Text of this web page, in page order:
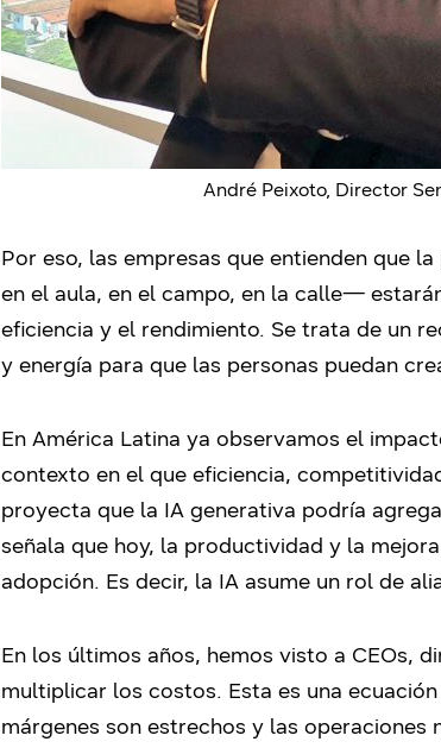
André Peixoto, Director
Por eso, las empresas que entienden que
en el aula, en el campo, en la calle—
eficiencia y el rendimiento. Se trata de un
y energía para que las personas puedan
En América Latina ya observamos el
contexto en el que eficiencia,
proyecta que la IA generativa podría
señala que hoy, la productividad y la
adopción. Es decir, la IA asume un rol de
En los últimos años, hemos visto a CEOs,
multiplicar los costos. Esta es una
márgenes son estrechos y las operaciones